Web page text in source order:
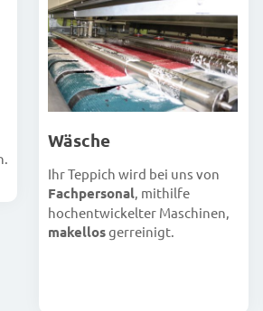
Wäsche
Ihr Teppich wird bei uns von
Fachpersonal, mithilfe
hochentwickelter Maschinen,
makellosgerreinigt.